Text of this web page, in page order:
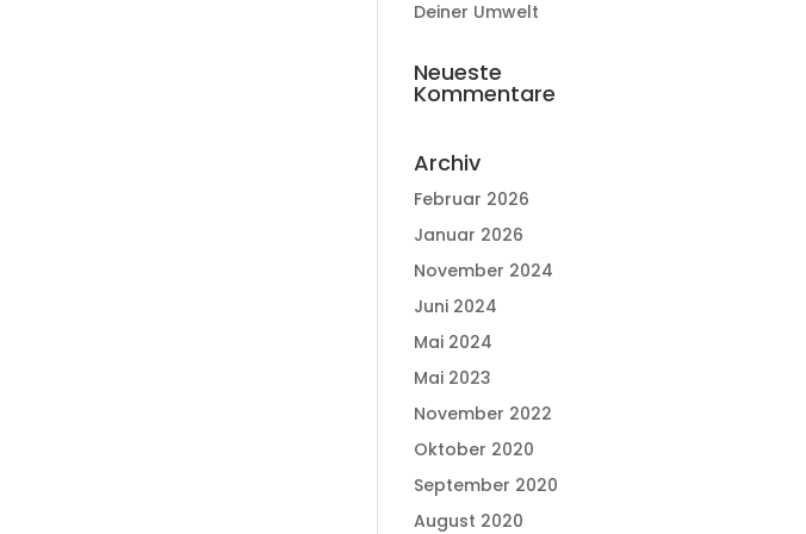
Deiner Umwelt
Neueste
Kommentare
Archiv
Februar 2026
Januar 2026
November 2024
Juni 2024
Mai 2024
Mai 2023
November 2022
Oktober 2020
September 2020
August 2020